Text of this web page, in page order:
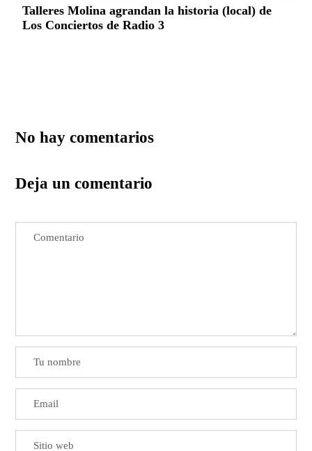
Talleres Molina agrandan la historia (local) de
Los Conciertos de Radio 3
No hay comentarios
Deja un comentario